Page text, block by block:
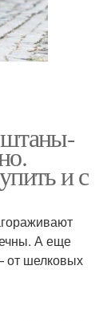
и с
А еще
от шелковых